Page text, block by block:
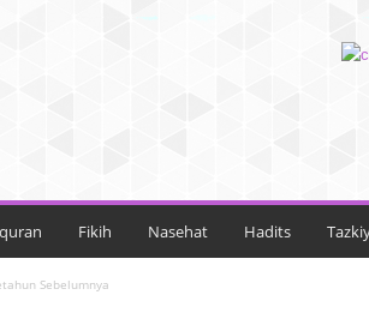
Fikih Nasehat Hadits
Sebelumnya